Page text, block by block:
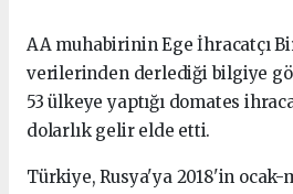
AA muhabirinin Ege İhracatçı
verilerinden derlediği bilgiye
53 ülkeye yaptığı domates
dolarlık gelir elde etti.
Türkiye, Rusya'ya 2018'in